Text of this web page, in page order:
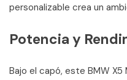
personalizable crea un
Potencia y
Bajo el capó, este BMW